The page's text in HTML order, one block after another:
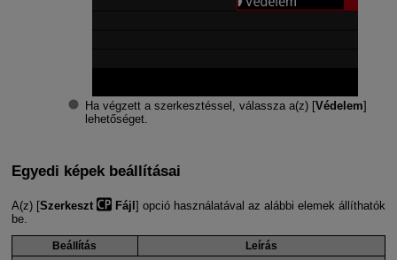
Ha végzett a szerkesztéssel, válassza a(z) [Védelem]
lehetőséget.
Egyedi képek beállításai
A(z) [Szerkeszt Fájl] opció használatával az alábbi elemek állíthatók
be.
Beállítás
Leírás